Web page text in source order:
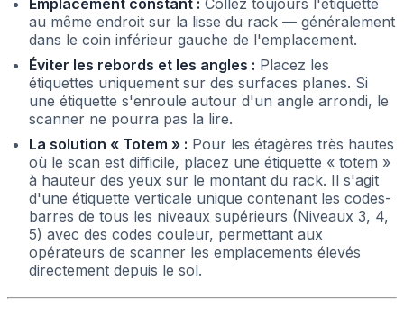
au même endroit sur la lisse du rack — généralement
dans le coin inférieur gauche de l'emplacement.
Éviter les rebords et les angles : Placez les
étiquettes uniquement sur des surfaces planes. Si
une étiquette s'enroule autour d'un angle arrondi, le
scanner ne pourra pas la lire.
La solution « Totem » : Pour les étagères très hautes
où le scan est difficile, placez une étiquette « totem »
à hauteur des yeux sur le montant du rack. Il s'agit
d'une étiquette verticale unique contenant les codes-
barres de tous les niveaux supérieurs (Niveaux 3, 4,
5) avec des codes couleur, permettant aux
opérateurs de scanner les emplacements élevés
directement depuis le sol.